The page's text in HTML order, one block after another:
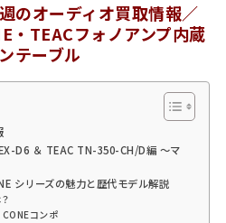
のオーディオ買取情報／
・TEACフォノアンプ内蔵
テーブル
D6 ＆ TEAC TN-350-CH/D編 〜マ
シリーズの魅力と歴代モデル解説
コンポ